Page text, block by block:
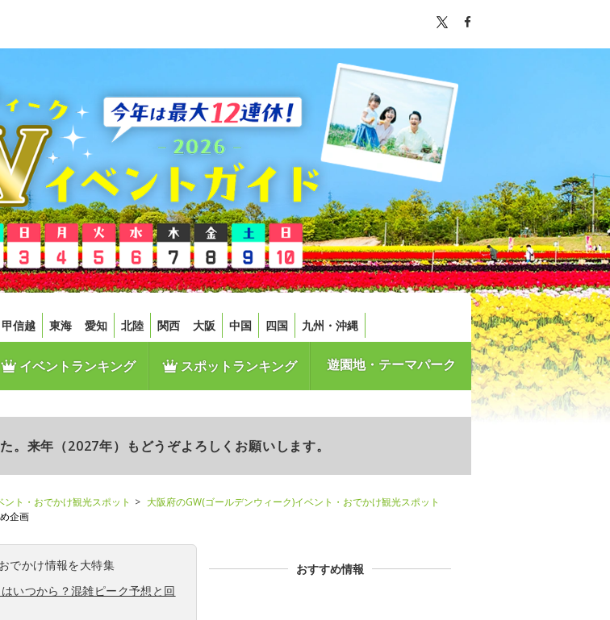
甲信越 東海 愛知 北陸 関西 大阪 中国 四国 九州・沖縄
イベントランキング スポットランキング 遊園地・テーマパーク
。来年（2027年）もどうぞよろしくお願いします。
ト・おでかけ観光スポット
大阪府のGW(ゴールデンウィーク)イベント・おでかけ観光スポット
企画
でかけ情報を大特集
いつから？混雑ピーク予想と回
おすすめ情報